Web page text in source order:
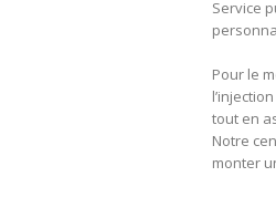
Service
Pour le
tout en
Notre
monter